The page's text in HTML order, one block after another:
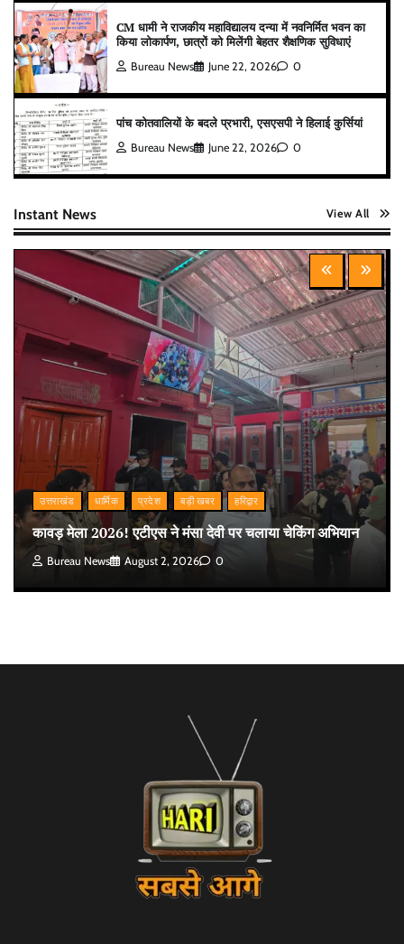
CM धामी ने राजकीय महाविद्यालय दन्या में नवनिर्मित भवन का
किया लोकार्पण, छात्रों को मिलेंगी बेहतर शैक्षणिक सुविधाएं
Bureau News June 22, 2026 0
पांच कोतवालियों के बदले प्रभारी, एसएसपी ने हिलाई कुर्सियां
Bureau News June 22, 2026 0
Instant News View All
उत्तराखंड धार्मिक प्रदेश बड़ी खबर हरिद्वार
कावड़ मेला 2026! एटीएस ने मंसा देवी पर चलाया चेकिंग अभियान
Bureau News August 2, 2026 0